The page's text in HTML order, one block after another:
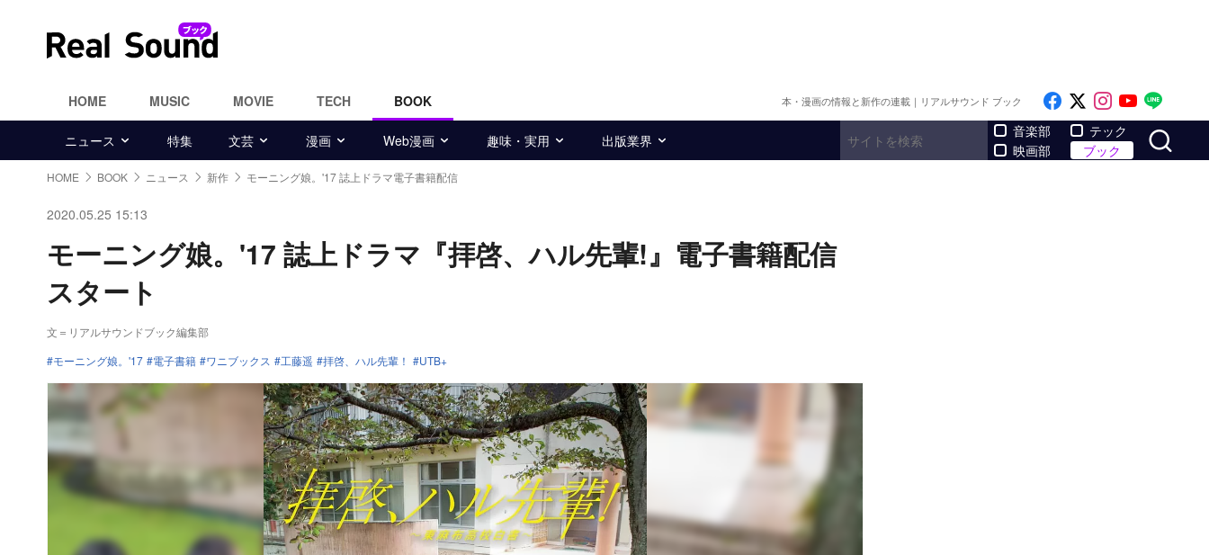
HOME MUSIC MOVIE TECH BOOK 本・漫画の情報と新作の連載｜リアルサウンド ブック Like on Facebook
Follow on x
Follow on
Follow
ニュース 特集 文芸 漫画 Web漫画 趣味・実用 出版業界
音楽部
映画部
テック
ブック
HOME BOOK ニュース 新作 モーニング娘。'17 誌上ドラマ電子書籍配信
2020.05.25 15:13
モーニング娘。'17 誌上ドラマ『拝啓、ハル先輩!』電子書籍配信
スタート
文＝リアルサウンドブック編集部
モーニング娘。'17
電子書籍 ワニブックス 工藤遥 拝啓、ハル先輩！ UTB+